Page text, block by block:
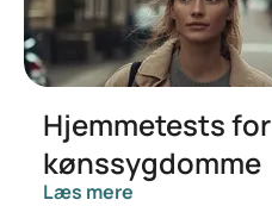
Hjemmetests for
kønssygdomme
Læs mere